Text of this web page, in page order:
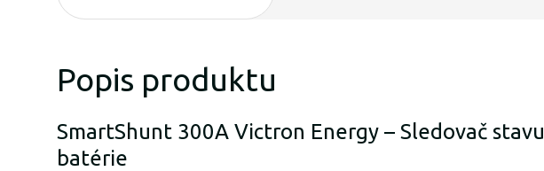
Popis produktu
SmartShunt 300A Victron Energy – Sledovač stavu
batérie